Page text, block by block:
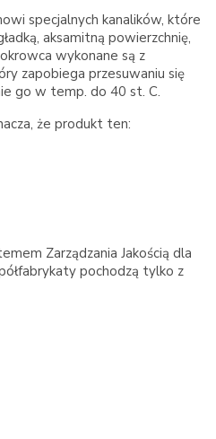
specjalnych kanalików, które
aksamitną powierzchnię,
wykonane są z
zapobiega przesuwaniu się
go w temp. do 40 st. C.
że produkt ten:
Zarządzania Jakością dla
pochodzą tylko z